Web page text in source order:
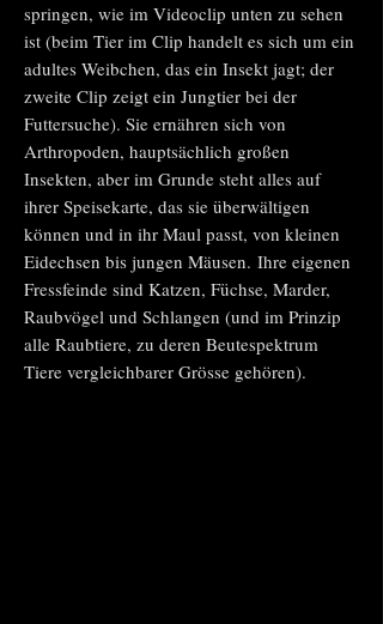
springen, wie im Videoclip unten zu sehen
ist (beim Tier im Clip handelt es sich um ein
adultes Weibchen, das ein Insekt jagt; der
zweite Clip zeigt ein Jungtier bei der
Futtersuche). Sie ernähren sich von
Arthropoden, hauptsächlich großen
Insekten, aber im Grunde steht alles auf
ihrer Speisekarte, das sie überwältigen
können und in ihr Maul passt, von kleinen
Eidechsen bis jungen Mäusen. Ihre eigenen
Fressfeinde sind Katzen, Füchse, Marder,
Raubvögel und Schlangen (und im Prinzip
alle Raubtiere, zu deren Beutespektrum
Tiere vergleichbarer Grösse gehören).